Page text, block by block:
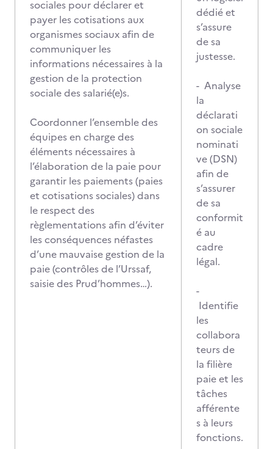
sociales pour déclarer et
payer les cotisations aux
organismes sociaux afin de
communiquer les
informations nécessaires à la
gestion de la protection
sociale des salarié(e)s.
Coordonner l’ensemble des
équipes en charge des
éléments nécessaires à
l’élaboration de la paie pour
garantir les paiements (paies
et cotisations sociales) dans
le respect des
règlementations afin d’éviter
les conséquences néfastes
d’une mauvaise gestion de la
paie (contrôles de l’Urssaf,
saisie des Prud’hommes…).
dédié et
s’assure
de sa
justesse.
- Analyse
la
déclarati
on sociale
nominati
ve (DSN)
afin de
s’assurer
de sa
conformit
é au
cadre
légal.
-
Identifie
les
collabora
teurs de
la filière
paie et les
tâches
afférente
s à leurs
fonctions.